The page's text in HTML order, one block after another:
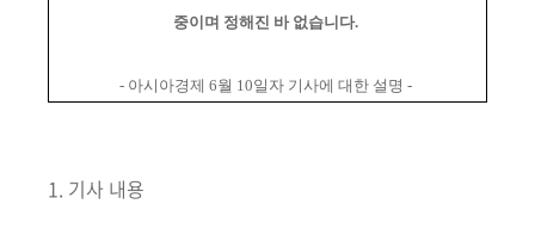
중이며 정해진 바 없습니다.
- 아시아경제 6월 10일자 기사에 대한 설명 -
1. 기사 내용